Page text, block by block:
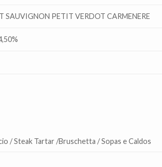
SAUVIGNON PETIT VERDOT CARMENERE
/ Steak Tartar /Bruschetta / Sopas e Caldos